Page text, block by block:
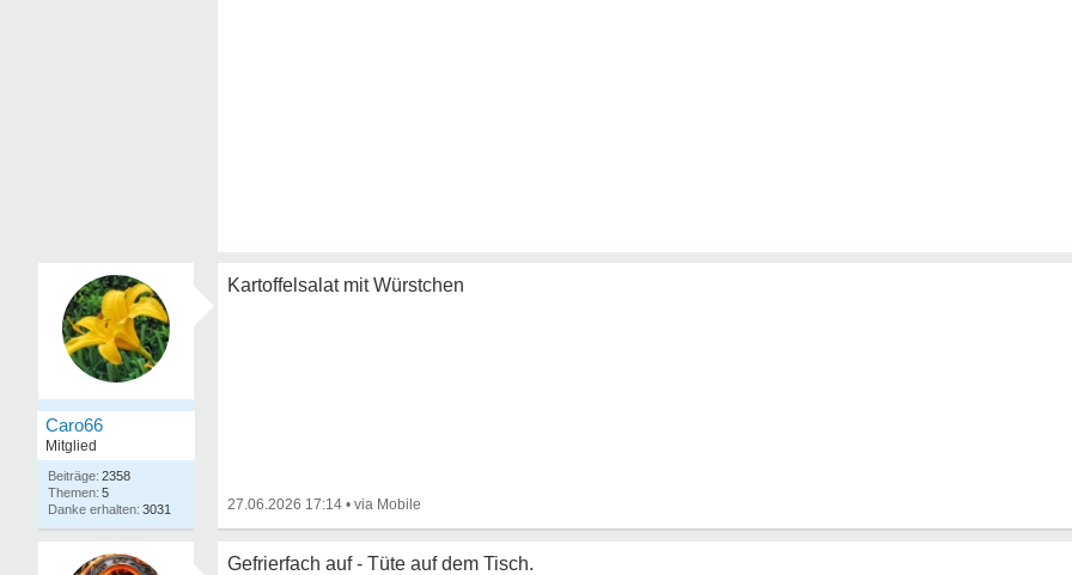
Caro66
Mitglied
2358
5
3031
Kartoffelsalat mit Würstchen
27.06.2026 17:14 •
Gefrierfach auf - Tüte auf dem Tisch.